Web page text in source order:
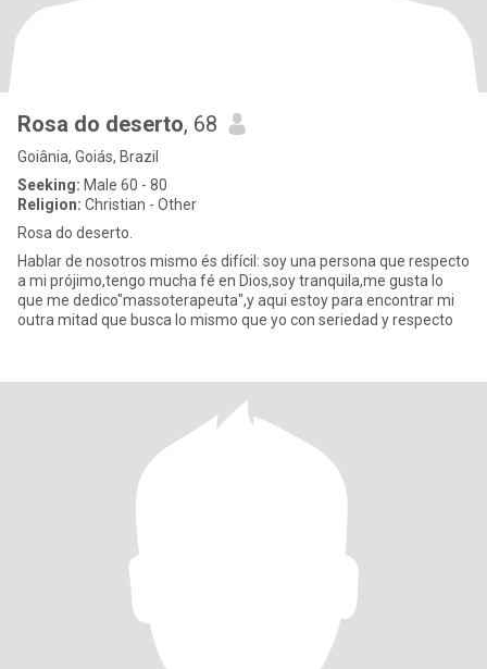
Rosa do deserto, 68
Goiânia, Goiás, Brazil
Seeking: Male 60 - 80
Religion: Christian - Other
Rosa do deserto.
Hablar de nosotros mismo és difícil: soy una persona que respecto
a mi prójimo,tengo mucha fé en Dios,soy tranquila,me gusta lo
que me dedico"massoterapeuta",y aqui estoy para encontrar mi
outra mitad que busca lo mismo que yo con seriedad y respecto